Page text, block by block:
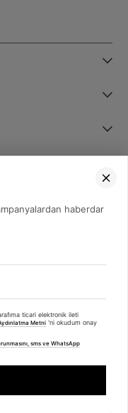
08
256bit SSL sertifikası ile
haberdar
ticari elektronik ileti
Metni 'ni okudum onay
sms ve WhatsApp